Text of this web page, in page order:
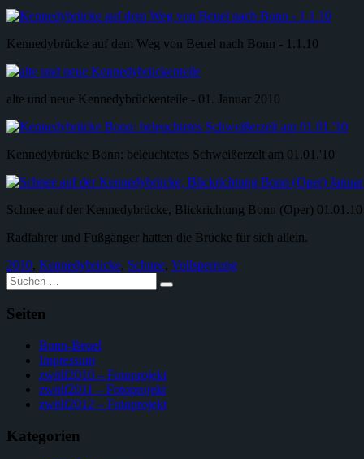
Kennedybrücke auf dem Weg von Beuel nach Bonn - 1.1.10
alte und neue Kennedybrückenteile - 01. Januar 2010
Kennedybrücke Bonn: beleuchtetes Schweißerzelt am 01.01.'10
Schnee auf der Kennedybrücke, Blickrichtung Bonn (Oper) 01.01.10
Radfahrer und Fußgänger hatten die Brücke für sich allein.
2010, Kennedybrücke, Schnee, Vollsperrung
Suche
nach:
Seiten
Bonn-Beuel
Impressum
zwölf2010 – Fotoprojekt
zwölf2011 – Fotoprojekt
zwölf2012 – Fotoprojekt
Kategorien